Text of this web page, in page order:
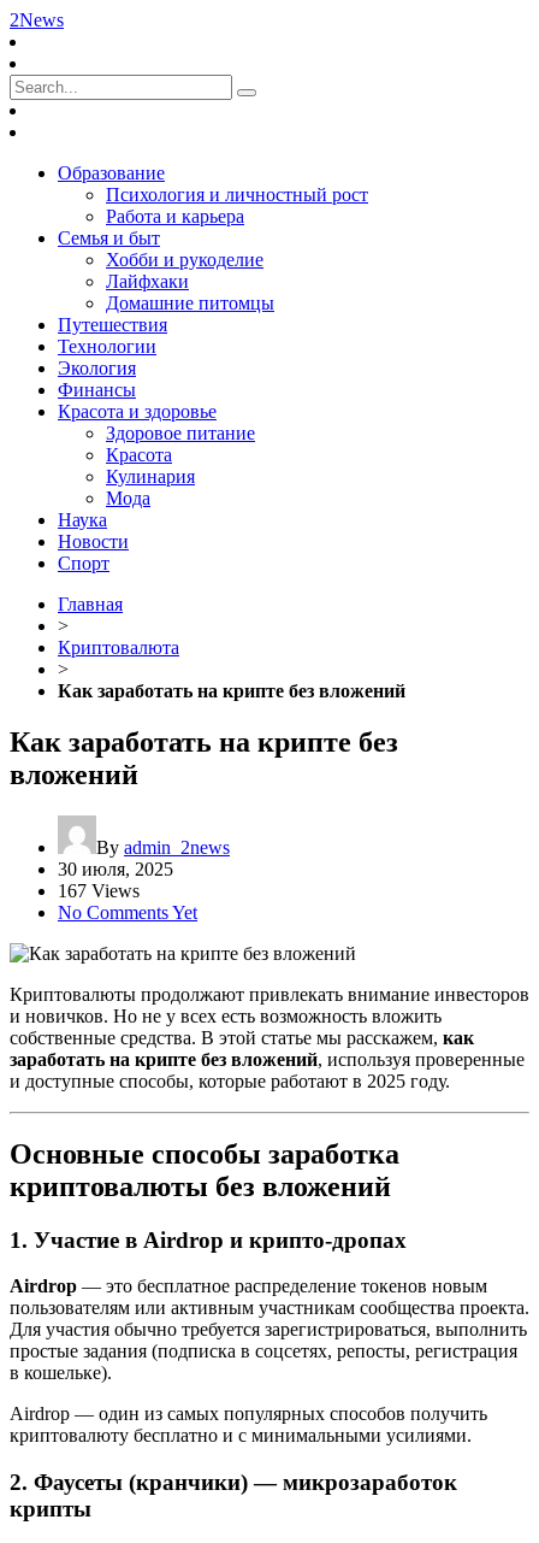
2News
Образование
Психология и личностный рост
Работа и карьера
Семья и быт
Хобби и рукоделие
Лайфхаки
Домашние питомцы
Путешествия
Технологии
Экология
Финансы
Красота и здоровье
Здоровое питание
Красота
Кулинария
Мода
Наука
Новости
Спорт
Главная
>
Криптовалюта
>
Как заработать на крипте без вложений
Как заработать на крипте без
вложений
By admin_2news
30 июля, 2025
167 Views
No Comments Yet
Криптовалюты продолжают привлекать внимание инвесторов
и новичков. Но не у всех есть возможность вложить
собственные средства. В этой статье мы расскажем, как
заработать на крипте без вложений, используя проверенные
и доступные способы, которые работают в 2025 году.
Основные способы заработка
криптовалюты без вложений
1. Участие в Airdrop и крипто-дропах
Airdrop — это бесплатное распределение токенов новым
пользователям или активным участникам сообщества проекта.
Для участия обычно требуется зарегистрироваться, выполнить
простые задания (подписка в соцсетях, репосты, регистрация
в кошельке).
Airdrop — один из самых популярных способов получить
криптовалюту бесплатно и с минимальными усилиями.
2. Фаусеты (кранчики) — микрозаработок
крипты